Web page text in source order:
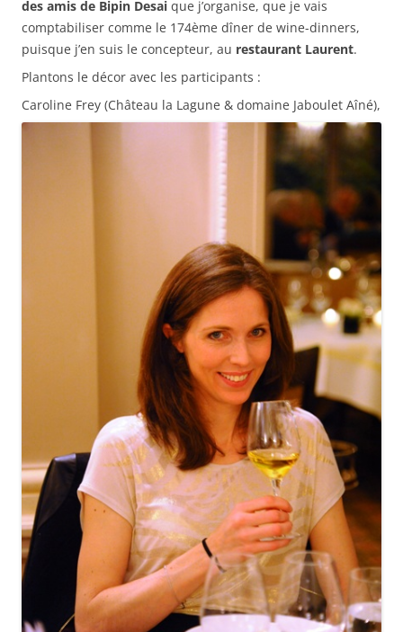
des amis de Bipin Desai que j’organise, que je vais
comptabiliser comme le 174ème dîner de wine-dinners,
puisque j’en suis le concepteur, au restaurant Laurent.
Plantons le décor avec les participants :
Caroline Frey (Château la Lagune & domaine Jaboulet Aîné),